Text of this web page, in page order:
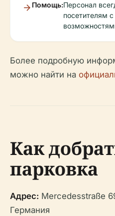
Помощь:Персонал
посетителям
Более подробную
можно найти на
Как
парковка
Адрес: Mercedesstraße
Германия